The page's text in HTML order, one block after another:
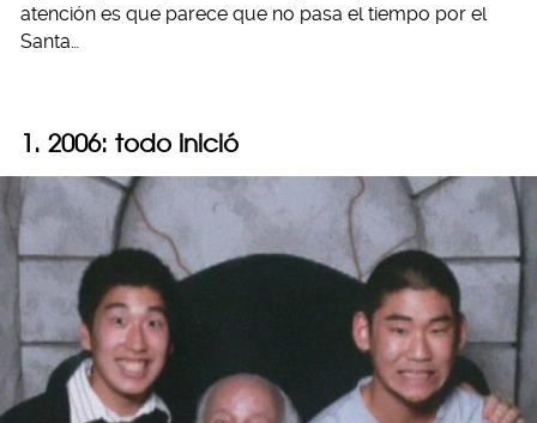
atención es que parece que no pasa el tiempo por el
Santa…
1. 2006: todo inició